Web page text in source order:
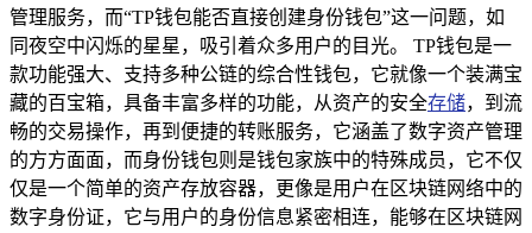
管理服务，而“TP钱包能否直接创建身份钱包”这一问题，如
同夜空中闪烁的星星，吸引着众多用户的目光。 TP钱包是一
款功能强大、支持多种公链的综合性钱包，它就像一个装满宝
藏的百宝箱，具备丰富多样的功能，从资产的安全存储，到流
畅的交易操作，再到便捷的转账服务，它涵盖了数字资产管理
的方方面面，而身份钱包则是钱包家族中的特殊成员，它不仅
仅是一个简单的资产存放容器，更像是用户在区块链网络中的
数字身份证，它与用户的身份信息紧密相连，能够在区块链网